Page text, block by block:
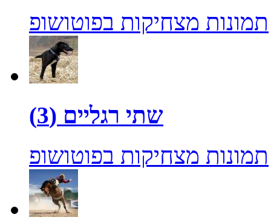
תמונות מצחיקות בפוטושופ
שתי רגליים (3)
תמונות מצחיקות בפוטושופ